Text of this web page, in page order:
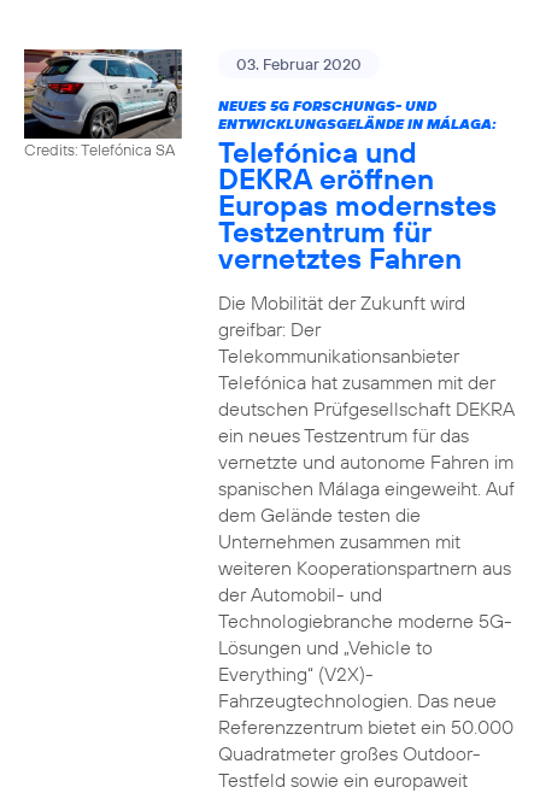
Credits: Telefónica SA
03. Februar 2020
NEUES 5G FORSCHUNGS- UND
ENTWICKLUNGSGELÄNDE IN MÁLAGA:
Telefónica und
DEKRA eröffnen
Europas modernstes
Testzentrum für
vernetztes Fahren
Die Mobilität der Zukunft wird
greifbar: Der
Telekommunikationsanbieter
Telefónica hat zusammen mit der
deutschen Prüfgesellschaft DEKRA
ein neues Testzentrum für das
vernetzte und autonome Fahren im
spanischen Málaga eingeweiht. Auf
dem Gelände testen die
Unternehmen zusammen mit
weiteren Kooperationspartnern aus
der Automobil- und
Technologiebranche moderne 5G-
Lösungen und „Vehicle to
Everything“ (V2X)-
Fahrzeugtechnologien. Das neue
Referenzzentrum bietet ein 50.000
Quadratmeter großes Outdoor-
Testfeld sowie ein europaweit